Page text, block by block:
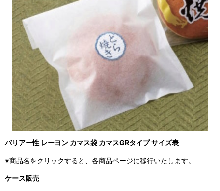
バリアー性 レーヨン カマス袋 カマスGRタイプ サイズ表
※商品名をクリックすると、各商品ページに移行いたします。
ケース販売